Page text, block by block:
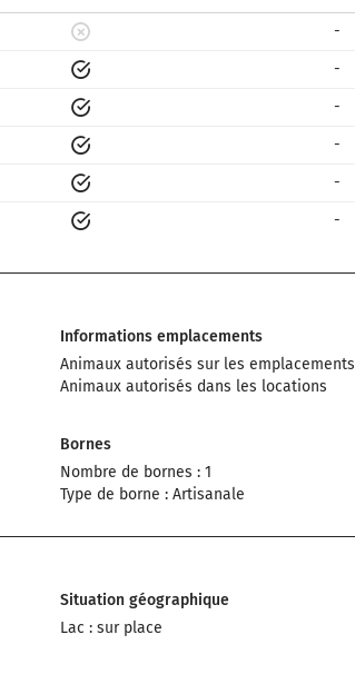
-
-
-
-
-
-
Informations emplacements
Animaux autorisés sur les emplacements
Animaux autorisés dans les locations
Bornes
Nombre de bornes : 1
Type de borne : Artisanale
Situation géographique
Lac : sur place